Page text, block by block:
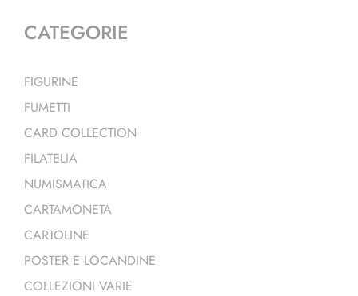
CATEGORIE
FIGURINE
FUMETTI
CARD COLLECTION
FILATELIA
NUMISMATICA
CARTAMONETA
CARTOLINE
POSTER E LOCANDINE
COLLEZIONI VARIE